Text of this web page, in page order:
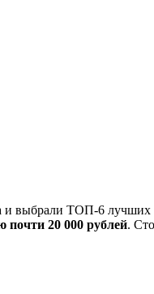
выбрали ТОП-6 лучших
почти 20 000 рублей.